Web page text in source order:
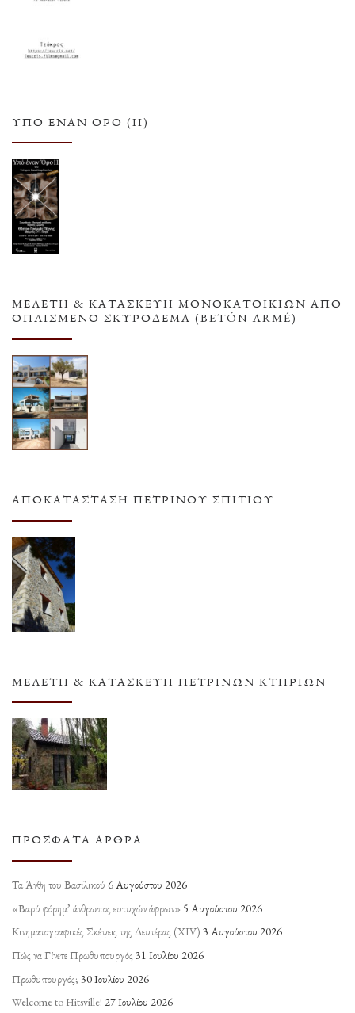
ΥΠΌ ΈΝΑΝ ΌΡΟ (ΙΙ)
ΜΕΛΕΤΗ & ΚΑΤΑΣΚΕΥΗ ΜΟΝΟΚΑΤΟΙΚΙΩΝ ΑΠΟ
ΟΠΛΙΣΜΕΝΟ ΣΚΥΡΟΔΕΜΑ (BETÓN ARMÉ)
ΑΠΟΚΑΤΆΣΤΑΣΗ ΠΈΤΡΙΝΟΥ ΣΠΙΤΙΟΎ
ΜΕΛΈΤΗ & ΚΑΤΑΣΚΕΥΉ ΠΈΤΡΙΝΩΝ ΚΤΗΡΊΩΝ
ΠΡΌΣΦΑΤΑ ΆΡΘΡΑ
Τα Άνθη του Βασιλικού 6 Αυγούστου 2026
«Βαρύ φόρημ’ άνθρωπος ευτυχών άφρων» 5 Αυγούστου 2026
Κινηματογραφικές Σκέψεις της Δευτέρας (ΧΙV) 3 Αυγούστου 2026
Πώς να Γίνετε Πρωθυπουργός 31 Ιουλίου 2026
Πρωθυπουργός; 30 Ιουλίου 2026
Welcome to Hitsville! 27 Ιουλίου 2026